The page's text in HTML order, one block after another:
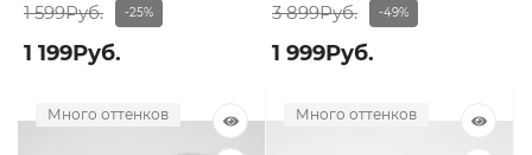
1 599Руб. -25%
1 199Руб.
3 899Руб. -49%
1 999Руб.
Много оттенков Много оттенков